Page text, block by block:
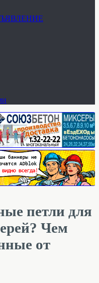
петли для
Чем
от